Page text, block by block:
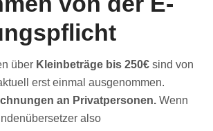
über Kleinbeträge bis 250€ sind von
erst einmal ausgenommen.
an Privatpersonen. Wenn
also